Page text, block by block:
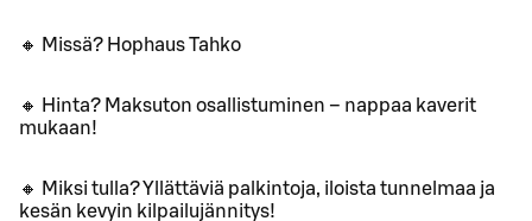
🔸 Missä? Hophaus Tahko
🔸 Hinta? Maksuton osallistuminen – nappaa kaverit
mukaan!
🔸 Miksi tulla? Yllättäviä palkintoja, iloista tunnelmaa ja
kesän kevyin kilpailujännitys!